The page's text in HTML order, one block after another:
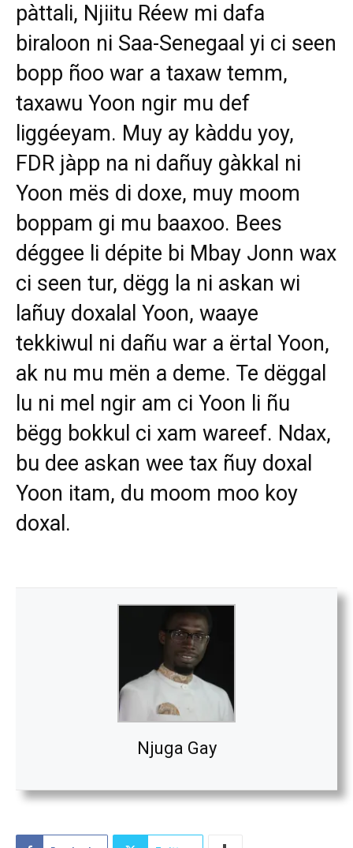
pàttali, Njiitu Réew mi dafa
biraloon ni Saa-Senegaal yi ci seen
bopp ñoo war a taxaw temm,
taxawu Yoon ngir mu def
liggéeyam. Muy ay kàddu yoy,
FDR jàpp na ni dañuy gàkkal ni
Yoon mës di doxe, muy moom
boppam gi mu baaxoo. Bees
déggee li dépite bi Mbay Jonn wax
ci seen tur, dëgg la ni askan wi
lañuy doxalal Yoon, waaye
tekkiwul ni dañu war a ërtal Yoon,
ak nu mu mën a deme. Te dëggal
lu ni mel ngir am ci Yoon li ñu
bëgg bokkul ci xam wareef. Ndax,
bu dee askan wee tax ñuy doxal
Yoon itam, du moom moo koy
doxal.
Njuga Gay